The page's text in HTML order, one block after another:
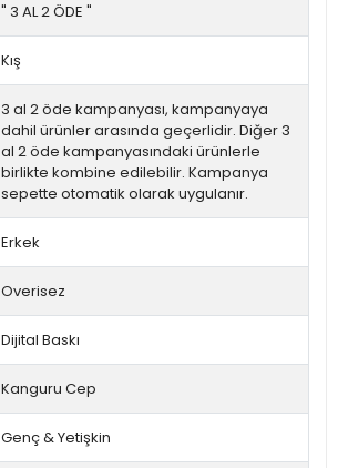
" 3 AL 2 ÖDE "
Kış
3 al 2 öde kampanyası, kampanyaya
dahil ürünler arasında geçerlidir. Diğer 3
al 2 öde kampanyasındaki ürünlerle
birlikte kombine edilebilir. Kampanya
sepette otomatik olarak uygulanır.
Erkek
Overisez
Dijital Baskı
Kanguru Cep
Genç & Yetişkin